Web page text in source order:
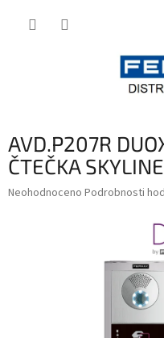
AVD.P207R
ČTEČKA
Průměrné
Neohodnoceno Podrobnosti